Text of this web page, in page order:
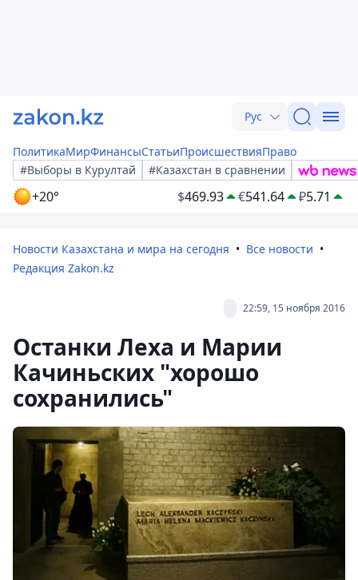
Рус
ПолитикаМирФинансыСтатьиПроисшествияПраво
#Выборы в Курултай
#Казахстан в сравнении
+20° $469.93 €541.64 ₽5.71
Новости Казахстана и мира на сегодня
Все новости
Редакция Zakon.kz
22:59, 15 ноября 2016
Останки Леха и Марии
Качиньских "хорошо
сохранились"